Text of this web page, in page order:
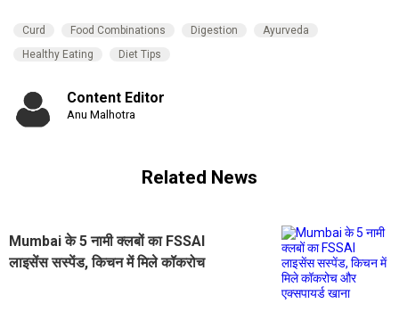
Curd Food Combinations Digestion
Ayurveda
Healthy Eating
Diet Tips
Content Editor
Anu Malhotra
Related News
Mumbai के 5 नामी क्लबों का FSSAI
लाइसेंस सस्पेंड, किचन में मिले कॉकरोच